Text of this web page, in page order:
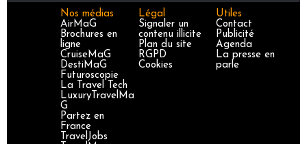
Nos médias
AirMaG
Brochures en
ligne
CruiseMaG
DestiMaG
Futuroscopie
La Travel Tech
LuxuryTravelMa
G
Partez en
France
TravelJobs
Légal
Signaler un
contenu illicite
Plan du site
RGPD
Cookies
Utiles
Contact
Publicité
Agenda
La presse en
parle